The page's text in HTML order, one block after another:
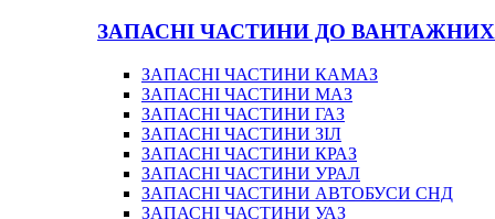
ЗАПАСНІ ЧАСТИНИ ДО
ЗАПАСНІ ЧАСТИНИ КАМАЗ
ЗАПАСНІ ЧАСТИНИ МАЗ
ЗАПАСНІ ЧАСТИНИ ГАЗ
ЗАПАСНІ ЧАСТИНИ ЗІЛ
ЗАПАСНІ ЧАСТИНИ КРАЗ
ЗАПАСНІ ЧАСТИНИ УРАЛ
ЗАПАСНІ ЧАСТИНИ АВТОБУСИ СНД
ЗАПАСНІ ЧАСТИНИ УАЗ